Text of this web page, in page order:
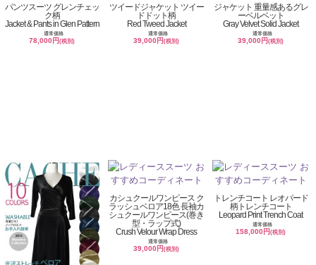
パンツスーツ グレンチェッ
ク柄
Jacket & Pants in Glen Pattern
通常価格
78,000円(税別)
ツイードジャケット ツイー
ドドット柄
Red Tweed Jacket
通常価格
39,000円(税別)
ジャケット 重量感あるグレ
ーベルベット
Gray Velvet Solid Jacket
通常価格
39,000円(税別)
カシュクールワンピース ク
ラッシュベロア18色 長袖カ
シュクールワンピース(巻き
型・ラップ式)
Crush Velour Wrap Dress
通常価格
39,000円(税別)
トレンチコート レオパード
柄トレンチコート
Leopard Print Trench Coat
通常価格
158,000円(税別)